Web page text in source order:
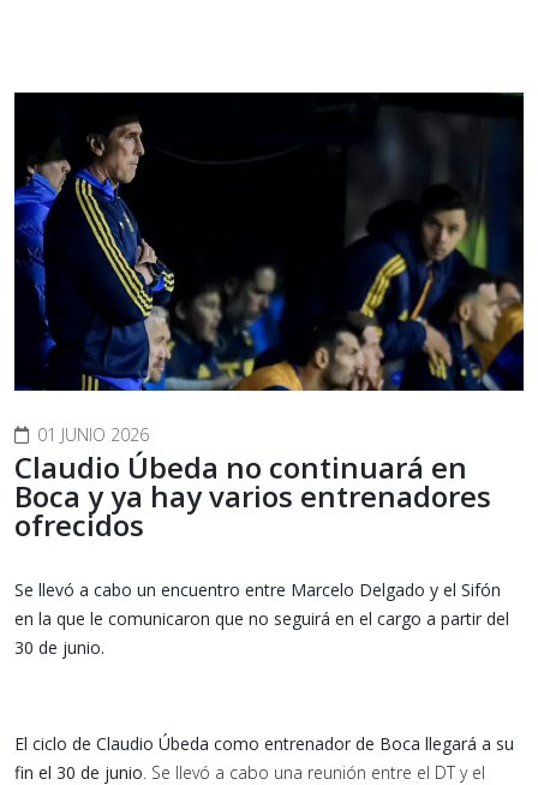
01 JUNIO 2026
Claudio Úbeda no continuará en
Boca y ya hay varios entrenadores
ofrecidos
Se llevó a cabo un encuentro entre Marcelo Delgado y el Sifón
en la que le comunicaron que no seguirá en el cargo a partir del
30 de junio.
El ciclo de Claudio Úbeda como entrenador de Boca llegará a su
fin el 30 de junio. Se llevó a cabo una reunión entre el DT y el